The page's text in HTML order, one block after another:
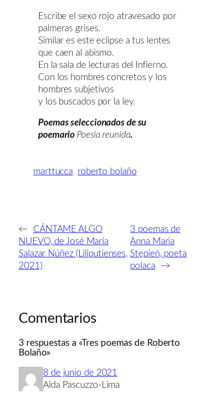
Escribe el sexo rojo atravesado por
palmeras grises.
Similar es este eclipse a tus lentes
que caen al abismo.
En la sala de lecturas del Infierno.
Con los hombres concretos y los
hombres subjetivos
y los buscados por la ley.
Poemas seleccionados de su
poemario Poesía reunida.
marttucca roberto bolaño
←
CÁNTAME ALGO
NUEVO, de José María
Salazar Núñez (Liliputienses,
2021)
3 poemas de
Anna Maria
Stępień, poeta
polaca
→
Comentarios
3 respuestas a «Tres poemas de Roberto
Bolaño»
8 de junio de 2021
Alda Pascuzzo-Lima